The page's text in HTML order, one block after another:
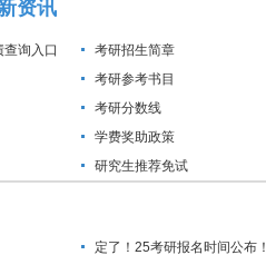
资讯
询入口
考研招生简章
考研参考书目
考研分数线
学费奖助政策
研究生推荐免试
定了！25考研报名时间公布！